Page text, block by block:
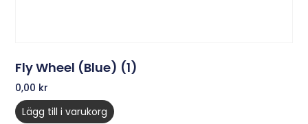
Fly Wheel (Blue) (1)
0,00 kr
Lägg till i varukorg